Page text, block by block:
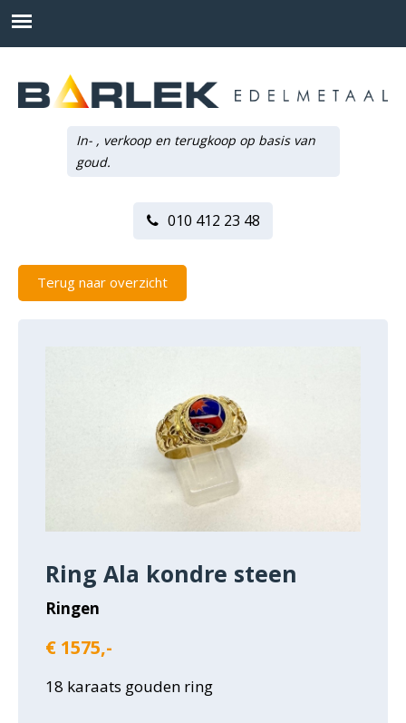
In- , verkoop en terugkoop op basis van
goud.
010 412 23 48
Terug naar overzicht
Ring Ala kondre steen
Ringen
€ 1575,-
18 karaats gouden ring